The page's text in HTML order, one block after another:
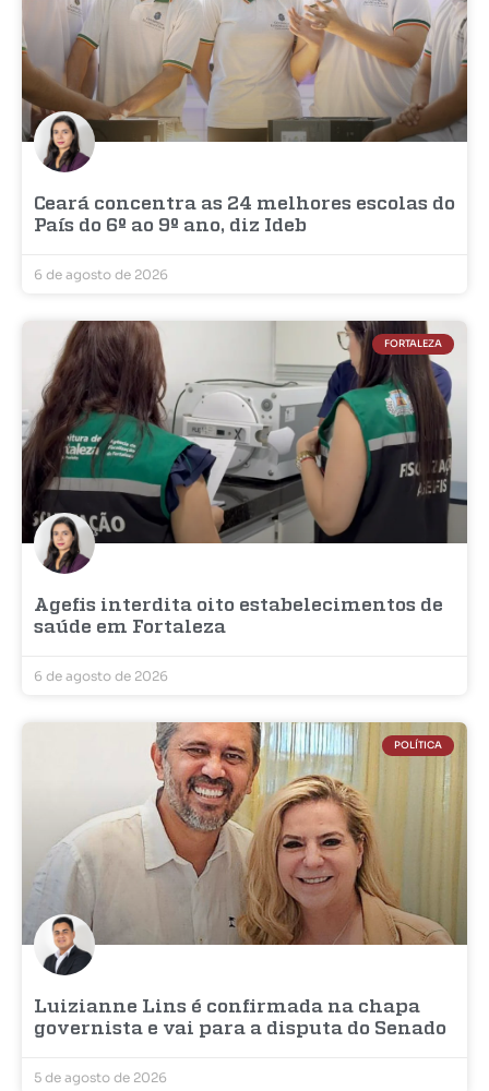
Ceará concentra as 24 melhores escolas do
País do 6º ao 9º ano, diz Ideb
6 de agosto de 2026
FORTALEZA
Agefis interdita oito estabelecimentos de
saúde em Fortaleza
6 de agosto de 2026
POLÍTICA
Luizianne Lins é confirmada na chapa
governista e vai para a disputa do Senado
5 de agosto de 2026